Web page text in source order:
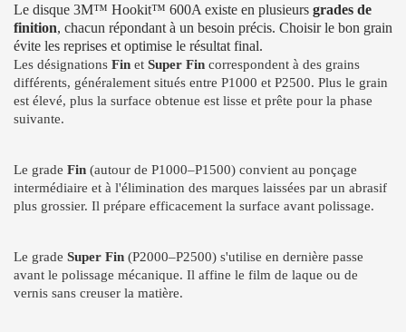
Le disque 3M™ Hookit™ 600A existe en plusieurs grades de
finition, chacun répondant à un besoin précis. Choisir le bon grain
évite les reprises et optimise le résultat final.
Les désignations Fin et Super Fin correspondent à des grains
différents, généralement situés entre P1000 et P2500. Plus le grain
est élevé, plus la surface obtenue est lisse et prête pour la phase
suivante.
Le grade Fin (autour de P1000–P1500) convient au ponçage
intermédiaire et à l'élimination des marques laissées par un abrasif
plus grossier. Il prépare efficacement la surface avant polissage.
Le grade Super Fin (P2000–P2500) s'utilise en dernière passe
avant le polissage mécanique. Il affine le film de laque ou de
vernis sans creuser la matière.